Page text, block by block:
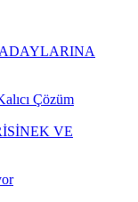
Çözüm
VE